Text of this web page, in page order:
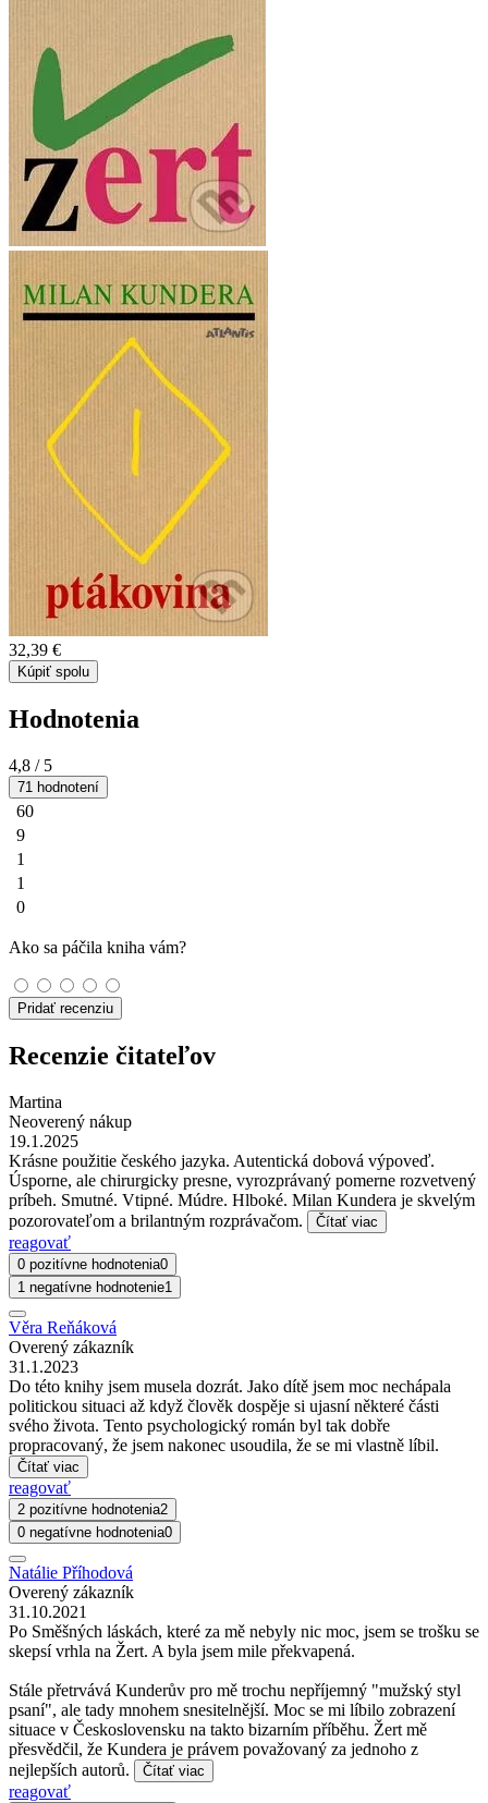
32,39 €
Kúpiť spolu
Hodnotenia
4,8 / 5
71 hodnotení
60
9
1
1
0
Ako sa páčila kniha vám?
Pridať recenziu
Recenzie čitateľov
Martina
Neoverený nákup
19.1.2025
Krásne použitie českého jazyka. Autentická dobová výpoveď.
Úsporne, ale chirurgicky presne, vyrozprávaný pomerne rozvetvený
príbeh. Smutné. Vtipné. Múdre. Hlboké. Milan Kundera je skvelým
pozorovateľom a brilantným rozprávačom.
Čítať viac
reagovať
0 pozitívne hodnotenia0
1 negatívne hodnotenie1
Věra Reňáková
Overený zákazník
31.1.2023
Do této knihy jsem musela dozrát. Jako dítě jsem moc nechápala
politickou situaci až když člověk dospěje si ujasní některé části
svého života. Tento psychologický román byl tak dobře
propracovaný, že jsem nakonec usoudila, že se mi vlastně líbil.
Čítať viac
reagovať
2 pozitívne hodnotenia2
0 negatívne hodnotenia0
Natálie Příhodová
Overený zákazník
31.10.2021
Po Směšných láskách, které za mě nebyly nic moc, jsem se trošku se
skepsí vrhla na Žert. A byla jsem mile překvapená.
Stále přetrvává Kunderův pro mě trochu nepříjemný "mužský styl
psaní", ale tady mnohem snesitelnější. Moc se mi líbilo zobrazení
situace v Československu na takto bizarním příběhu. Žert mě
přesvědčil, že Kundera je právem považovaný za jednoho z
nejlepších autorů.
Čítať viac
reagovať